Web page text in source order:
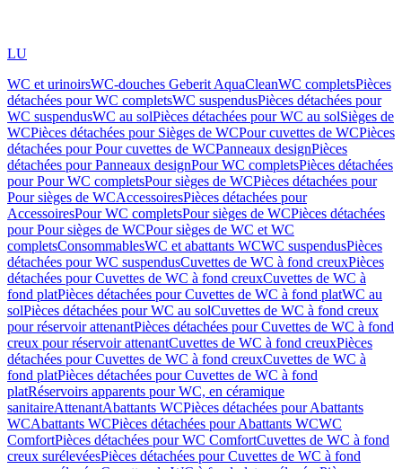
LU
WC et urinoirsWC-douches Geberit AquaCleanWC completsPièces
détachées pour WC completsWC suspendusPièces détachées pour
WC suspendusWC au solPièces détachées pour WC au solSièges de
WCPièces détachées pour Sièges de WCPour cuvettes de WCPièces
détachées pour Pour cuvettes de WCPanneaux designPièces
détachées pour Panneaux designPour WC completsPièces détachées
pour Pour WC completsPour sièges de WCPièces détachées pour
Pour sièges de WCAccessoiresPièces détachées pour
AccessoiresPour WC completsPour sièges de WCPièces détachées
pour Pour sièges de WCPour sièges de WC et WC
completsConsommablesWC et abattants WCWC suspendusPièces
détachées pour WC suspendusCuvettes de WC à fond creuxPièces
détachées pour Cuvettes de WC à fond creuxCuvettes de WC à
fond platPièces détachées pour Cuvettes de WC à fond platWC au
solPièces détachées pour WC au solCuvettes de WC à fond creux
pour réservoir attenantPièces détachées pour Cuvettes de WC à fond
creux pour réservoir attenantCuvettes de WC à fond creuxPièces
détachées pour Cuvettes de WC à fond creuxCuvettes de WC à
fond platPièces détachées pour Cuvettes de WC à fond
platRéservoirs apparents pour WC, en céramique
sanitaireAttenantAbattants WCPièces détachées pour Abattants
WCAbattants WCPièces détachées pour Abattants WCWC
ComfortPièces détachées pour WC ComfortCuvettes de WC à fond
creux surélevéesPièces détachées pour Cuvettes de WC à fond